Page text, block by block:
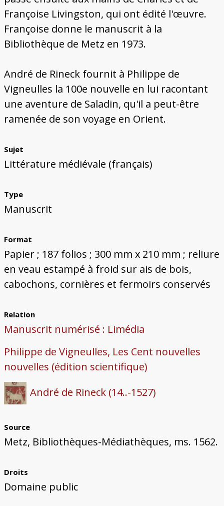
Françoise Livingston, qui ont édité l'œuvre.
Françoise donne le manuscrit à la
Bibliothèque de Metz en 1973.
André de Rineck fournit à Philippe de
Vigneulles la 100e nouvelle en lui racontant
une aventure de Saladin, qu'il a peut-être
ramenée de son voyage en Orient.
Sujet
Littérature médiévale (français)
Type
Manuscrit
Format
Papier ; 187 folios ; 300 mm x 210 mm ; reliure
en veau estampé à froid sur ais de bois,
cabochons, cornières et fermoirs conservés
Relation
Manuscrit numérisé : Limédia
Philippe de Vigneulles, Les Cent nouvelles
nouvelles (édition scientifique)
André de Rineck (14..-1527)
Source
Metz, Bibliothèques-Médiathèques, ms. 1562.
Droits
Domaine public